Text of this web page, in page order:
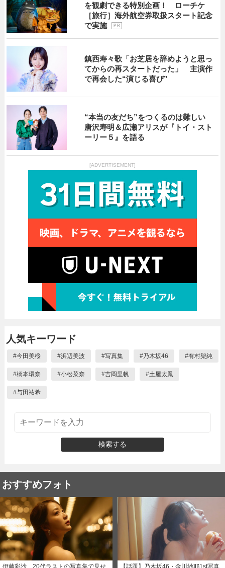
を観劇できる特別企画！ ローチケ
［旅行］海外航空券取扱スタート記念
で実施
P R
鎮西寿々歌「お芝居を辞めようと思っ
てからの再スタートだった」 主演作
で再会した“演じる喜び”
“本当の友だち”をつくるのは難しい
唐沢寿明＆広瀬アリスが『トイ・スト
ーリー５』を語る
[ADVERTISEMENT]
人気キーワード
#今田美桜 #浜辺美波 #写真集 #乃木坂46 #有村架純
#橋本環奈 #小松菜奈 #吉岡里帆 #土屋太鳳
#与田祐希
検索する
おすすめフォト
伊藤彩沙、20代ラストの写真集で見せ 【話題】乃木坂46・金川紗耶1st写真